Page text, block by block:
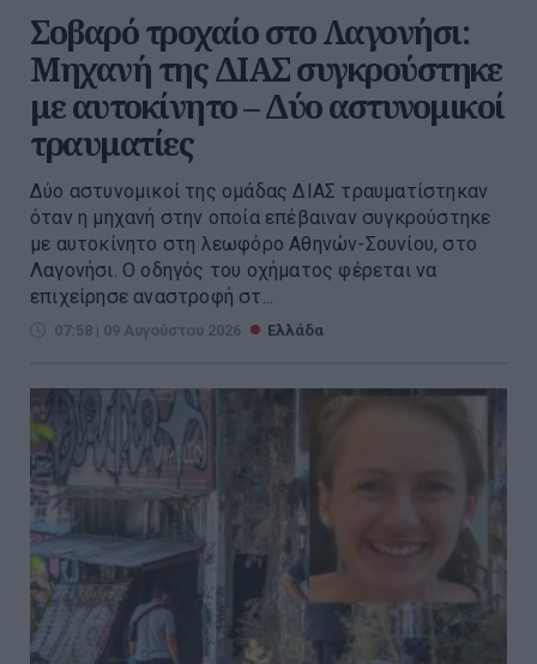
Σοβαρό τροχαίο στο Λαγονήσι:
Μηχανή της ΔΙΑΣ συγκρούστηκε
με αυτοκίνητο – Δύο αστυνομικοί
τραυματίες
Δύο αστυνομικοί της ομάδας ΔΙΑΣ τραυματίστηκαν
όταν η μηχανή στην οποία επέβαιναν συγκρούστηκε
με αυτοκίνητο στη λεωφόρο Αθηνών-Σουνίου, στο
Λαγονήσι. Ο οδηγός του οχήματος φέρεται να
επιχείρησε αναστροφή στ...
07:58 | 09 Αυγούστου 2026 Ελλάδα